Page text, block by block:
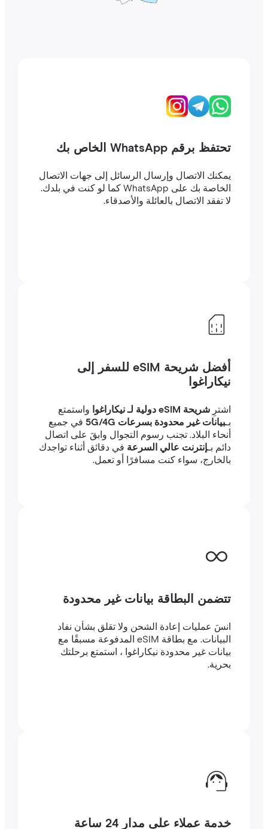
تحتفظ برقم WhatsApp الخاص بك
يمكنك الاتصال وإرسال الرسائل إلى جهات الاتصال
الخاصة بك على WhatsApp كما لو كنت في بلدك.
لا تفقد الاتصال بالعائلة والأصدقاء.
أفضل شريحة eSIM للسفر إلى
نيكاراغوا
شريحة eSIM دولية لـ نيكاراغوا
واستمتع
بيانات غير محدودة بسرعات 5G/4G
في جميع
أنحاء البلاد. تجنب رسوم التجوال وابقَ على اتصال
إنترنت عالي السرعةفي دقائق أثناء تواجدك
بالخارج، سواء كنت مسافرًا أو تعمل.
تتضمن البطاقة بيانات غير محدودة
انسَ عمليات إعادة الشحن ولا تقلق بشأن نفاد
البيانات. مع بطاقة eSIM المدفوعة مسبقًا مع
بيانات غير محدودة نيكاراغوا ، استمتع برحلتك
خدمة عملاء على مدار 24 ساعة